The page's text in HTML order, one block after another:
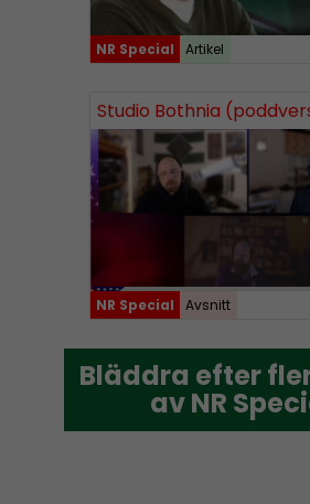
NR Special Artikel
Studio Bothnia
NR Special Avsnitt
Bläddra efter
av NR
Bläddra efter
av NR